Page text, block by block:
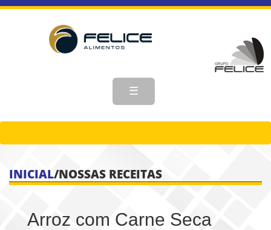
☰
INICIAL/NOSSAS RECEITAS
Arroz com Carne Seca